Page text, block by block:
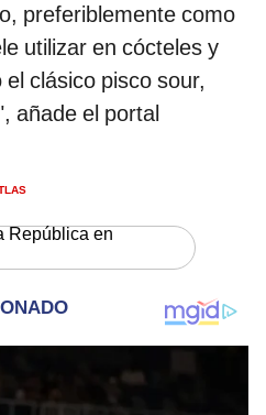
preferiblemente como
utilizar en cócteles y
clásico pisco sour,
añade el portal
República en